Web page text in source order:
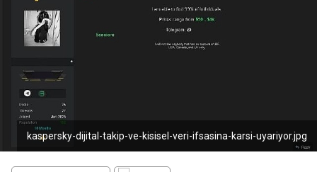
kaspersky-dijital-takip-ve-kisisel-veri-ifsasina-karsi-uyariyor.jpg